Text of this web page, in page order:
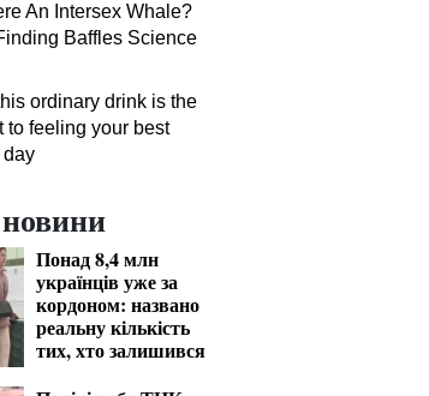
An Intersex Whale?
Baffles Science
ordinary drink is the
to feeling your best
day
Понад 8,4 млн
українців уже за
кордоном: названо
реальну кількість
тих, хто залишився